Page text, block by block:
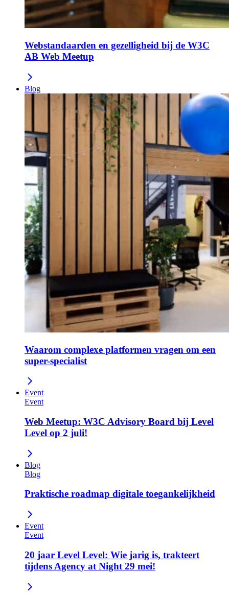
Webstandaarden en gezelligheid bij de W3C
AB Web Meetup
Blog
Waarom complexe platformen vragen om een
super-specialist
Event
Event
Web Meetup: W3C Advisory Board bij Level
Level op 2 juli!
Blog
Blog
Praktische roadmap digitale toegankelijkheid
Event
Event
20 jaar Level Level: Wie jarig is, trakteert
tijdens Agency at Night 29 mei!